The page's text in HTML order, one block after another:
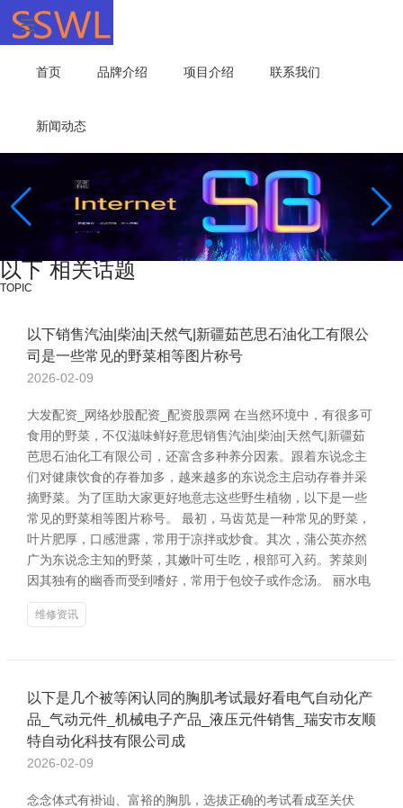
首页 品牌介绍 项目介绍 联系我们
新闻动态
以下 相关话题
TOPIC
以下销售汽油|柴油|天然气|新疆茹芭思石油化工有限公
司是一些常见的野菜相等图片称号
2026-02-09
大发配资_网络炒股配资_配资股票网 在当然环境中，有很多可
食用的野菜，不仅滋味鲜好意思销售汽油|柴油|天然气|新疆茹
芭思石油化工有限公司，还富含多种养分因素。跟着东说念主
们对健康饮食的存眷加多，越来越多的东说念主启动存眷并采
摘野菜。为了匡助大家更好地意志这些野生植物，以下是一些
常见的野菜相等图片称号。 最初，马齿苋是一种常见的野菜，
叶片肥厚，口感泄露，常用于凉拌或炒食。其次，蒲公英亦然
广为东说念主知的野菜，其嫩叶可生吃，根部可入药。荠菜则
因其独有的幽香而受到嗜好，常用于包饺子或作念汤。 丽水电
维修资讯
以下是几个被等闲认同的胸肌考试最好看电气自动化产
品_气动元件_机械电子产品_液压元件销售_瑞安市友顺
特自动化科技有限公司成
2026-02-09
念念体式有褂讪、富裕的胸肌，选拔正确的考试看成至关伏